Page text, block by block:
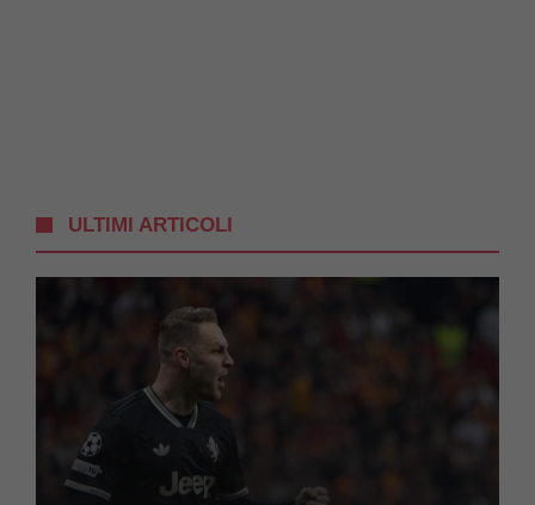
ULTIMI ARTICOLI